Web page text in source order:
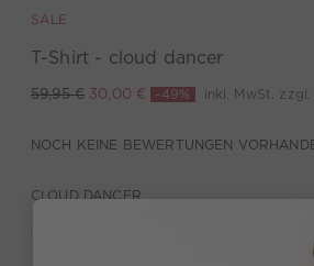
SALE
T-Shirt - cloud dancer
59,95 € 30,00 € -49% inkl. MwSt. zzgl.
NOCH KEINE BEWERTUNGEN
CLOUD DANCER